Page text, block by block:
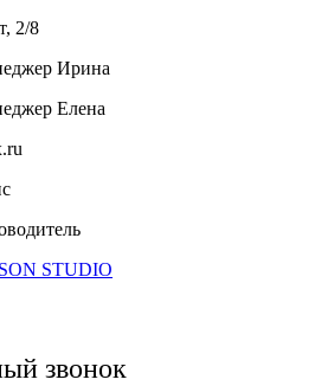
2/8
Ирина
Елена
STUDIO
звонок